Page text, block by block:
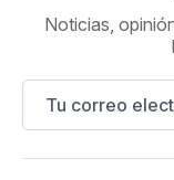
Noticias,